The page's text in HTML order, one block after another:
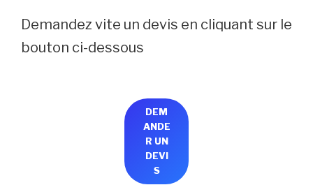
Demandez vite un devis en cliquant sur le
bouton ci-dessous
DEM
ANDE
R UN
DEVI
S